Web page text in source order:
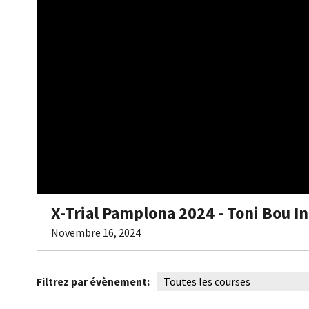
X-Trial Pamplona 2024 - Toni Bou
Novembre 16, 2024
Filtrez par évènement: